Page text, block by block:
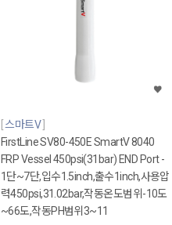
스마트V
FirstLine SV80-450E SmartV 8040
FRP Vessel 450psi(31bar) END Port -
1단~7단,입수1.5inch,출수1inch,사용압
력450psi,31.02bar,작동온도범위-10도
~66도,작동PH범위3~11